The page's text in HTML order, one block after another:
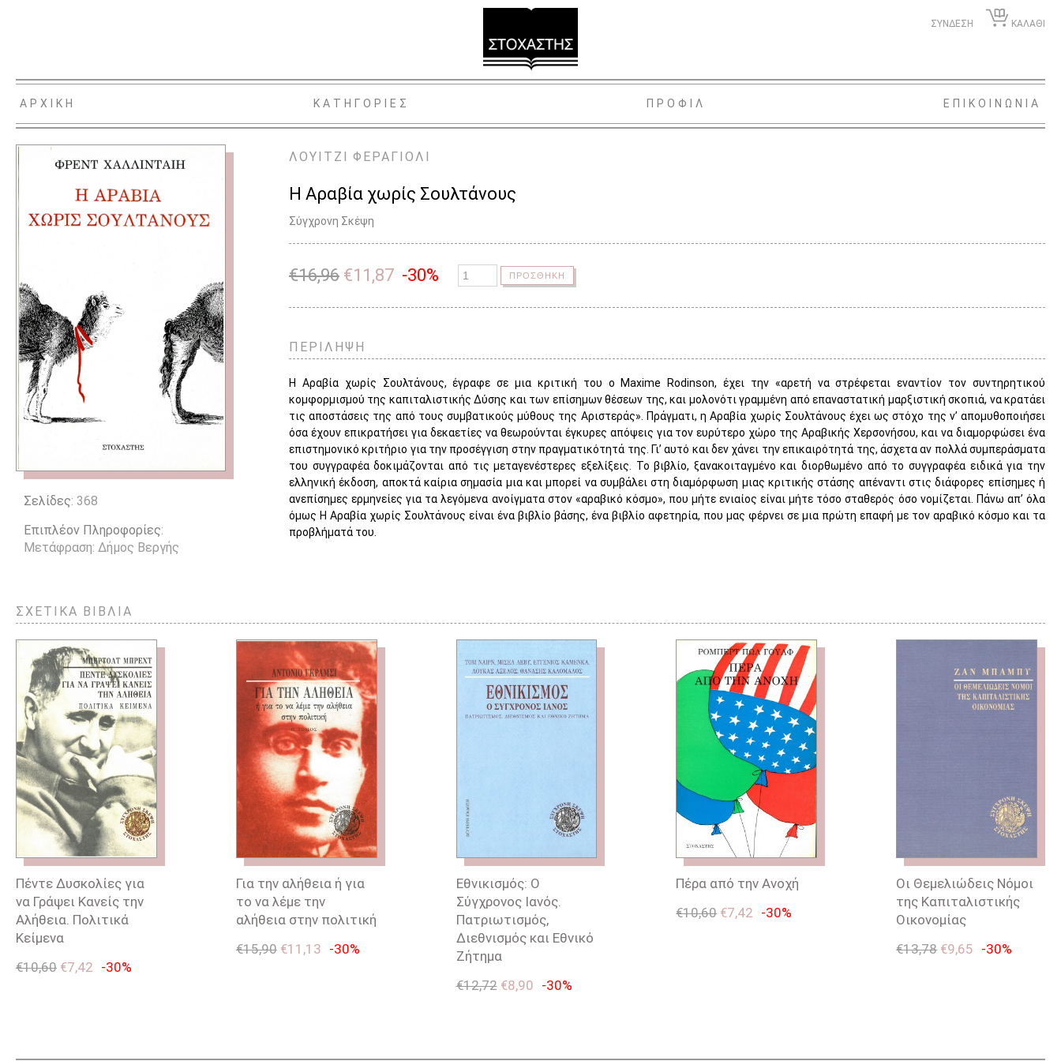
ΣΥΝΔΕΣΗ ΚΑΛΑΘΙ
ΑΡΧΙΚΗ ΚΑΤΗΓΟΡΙΕΣ ΠΡΟΦΙΛ ΕΠΙΚΟΙΝΩΝΙΑ
Σελίδες: 368
Επιπλέον Πληροφορίες:
Μετάφραση: Δήμος Βεργής
ΛΟΥΙΤΖΙ ΦΕΡΑΓΙΟΛΙ
Η Αραβία χωρίς Σουλτάνους
Σύγχρονη Σκέψη
€16,96 €11,87 -30% ΠΡΟΣΘΗΚΗ
ΠΕΡΙΛΗΨΗ
Η Αραβία χωρίς Σουλτάνους, έγραφε σε μια κριτική του ο Maxime Rodinson, έχει την «αρετή να στρέφεται εναντίον τον συντηρητικού
κομφορμισμού της καπιταλιστικής Δύσης και των επίσημων θέσεων της, και μολονότι γραμμένη από επαναστατική μαρξιστική σκοπιά, να κρατάει
τις αποστάσεις της από τους συμβατικούς μύθους της Αριστεράς». Πράγματι, η Αραβία χωρίς Σουλτάνους έχει ως στόχο της ν’ απομυθοποιήσει
όσα έχουν επικρατήσει για δεκαετίες να θεωρούνται έγκυρες απόψεις για τον ευρύτερο χώρο της Αραβικής Χερσονήσου, και να διαμορφώσει ένα
επιστημονικό κριτήριο για την προσέγγιση στην πραγματικότητά της. Γι’ αυτό και δεν χάνει την επικαιρότητά της, άσχετα αν πολλά συμπεράσματα
του συγγραφέα δοκιμάζονται από τις μεταγενέστερες εξελίξεις. Το βιβλίο, ξανακοιταγμένο και διορθωμένο από το συγγραφέα ειδικά για την
ελληνική έκδοση, αποκτά καίρια σημασία μια και μπορεί να συμβάλει στη διαμόρφωση μιας κριτικής στάσης απέναντι στις διάφορες επίσημες ή
ανεπίσημες ερμηνείες για τα λεγόμενα ανοίγματα στον «αραβικό κόσμο», που μήτε ενιαίος είναι μήτε τόσο σταθερός όσο νομίζεται. Πάνω απ’ όλα
όμως Η Αραβία χωρίς Σουλτάνους είναι ένα βιβλίο βάσης, ένα βιβλίο αφετηρία, που μας φέρνει σε μια πρώτη επαφή με τον αραβικό κόσμο και τα
προβλήματά του.
ΣΧΕΤΙΚΑ ΒΙΒΛΙΑ
Πέντε Δυσκολίες για
να Γράψει Κανείς την
Αλήθεια. Πολιτικά
Κείμενα
€10,60 €7,42 -30%
Για την αλήθεια ή για
το να λέμε την
αλήθεια στην πολιτική
€15,90 €11,13 -30%
Εθνικισμός: Ο
Σύγχρονος Ιανός.
Πατριωτισμός,
Διεθνισμός και Εθνικό
Ζήτημα
€12,72 €8,90 -30%
Πέρα από την Ανοχή
€10,60 €7,42 -30%
Οι Θεμελιώδεις Νόμοι
της Καπιταλιστικής
Οικονομίας
€13,78 €9,65 -30%